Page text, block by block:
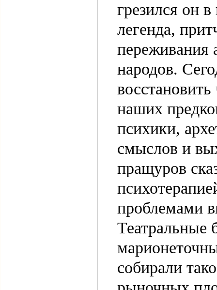
грезился он
легенда,
переживания
народов.
наших
психики,
смыслов и
пращуров
проблемами
Театральные
собирали